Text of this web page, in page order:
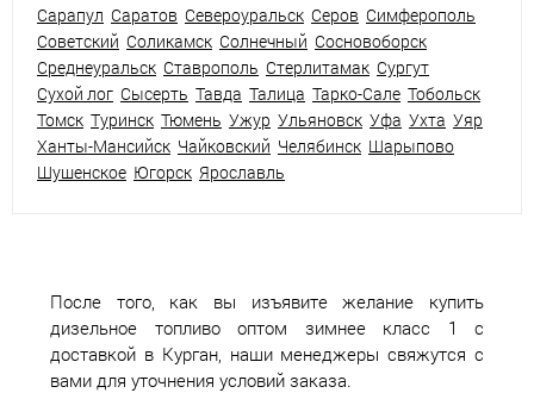
Сарапул Саратов Североуральск Серов Симферополь
Советский Соликамск Солнечный Сосновоборск
Среднеуральск Ставрополь Стерлитамак Сургут
Сухой лог Сысерть Тавда Талица Тарко-Сале Тобольск
Томск Туринск Тюмень Ужур Ульяновск Уфа Ухта Уяр
Ханты-Мансийск Чайковский Челябинск Шарыпово
Шушенское Югорск Ярославль
После того, как вы изъявите желание купить
дизельное топливо оптом зимнее класс 1 с
доставкой в Курган, наши менеджеры свяжутся с
вами для уточнения условий заказа.